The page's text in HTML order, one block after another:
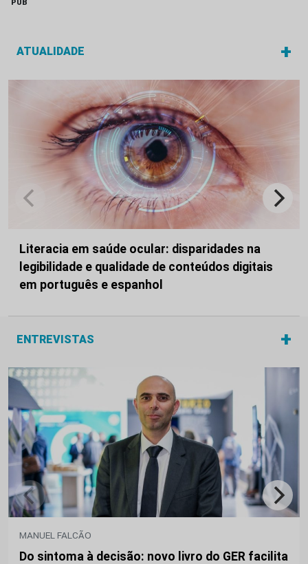
PUB
ATUALIDADE +
Literacia em saúde ocular: disparidades na
legibilidade e qualidade de conteúdos digitais
em português e espanhol
ENTREVISTAS +
MANUEL FALCÃO
Do sintoma à decisão: novo livro do GER facilita